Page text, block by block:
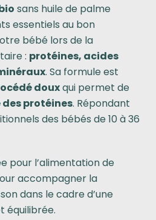
sans huile de palme
essentiels au bon
bébé lors de la
: protéines, acides
. Sa formule est
douxqui permet de
protéines. Répondant
des bébés de 10 à 36
pour l’alimentation de
accompagner la
dans le cadre d’une
équilibrée.